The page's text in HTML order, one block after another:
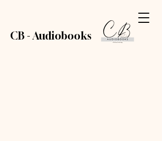
CB - Audiobooks